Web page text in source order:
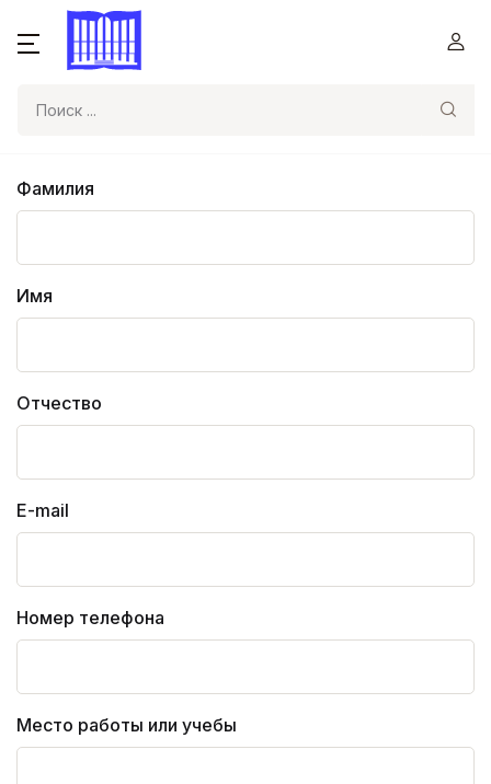
Фамилия
Имя
Отчество
E-mail
Номер телефона
Место работы или учебы